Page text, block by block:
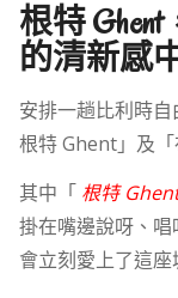
根特
的清新感
安排一趟比利時
根特 Ghent」及
其中「 根特
掛在嘴邊說呀、
會立刻愛上了這